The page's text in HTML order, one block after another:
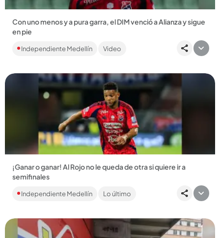
Con uno menos y a pura garra, el DIM venció a Alianza y sigue
en pie
De la mano de Francisco Fydriszewski el DIM salió victorioso
por la mínima diferencia en Valledupar. Reviva el gol aquí....
Independiente Medellín Video
Compartir Noticia
¡Ganar o ganar! Al Rojo no le queda de otra si quiere ir a
semifinales
Frente a Alianza al DIM solo le sirve la victoria para mantener la
esperanza de clasificar a las semifinales de Liga. El...
Independiente Medellín Lo último